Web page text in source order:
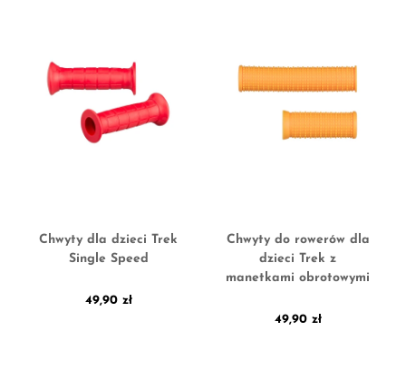
Chwyty dla dzieci Trek
Single Speed
49,90 zł
Chwyty do rowerów dla
dzieci Trek z
manetkami obrotowymi
49,90 zł